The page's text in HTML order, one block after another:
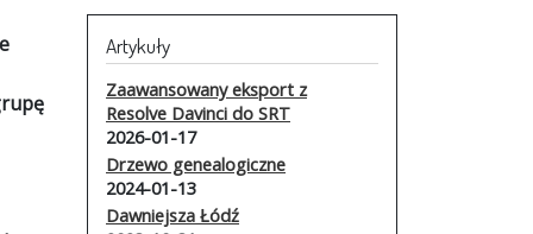
Artykuły
Zaawansowany eksport z
Resolve Davinci do SRT
2026-01-17
Drzewo genealogiczne
2024-01-13
Dawniejsza Łódź